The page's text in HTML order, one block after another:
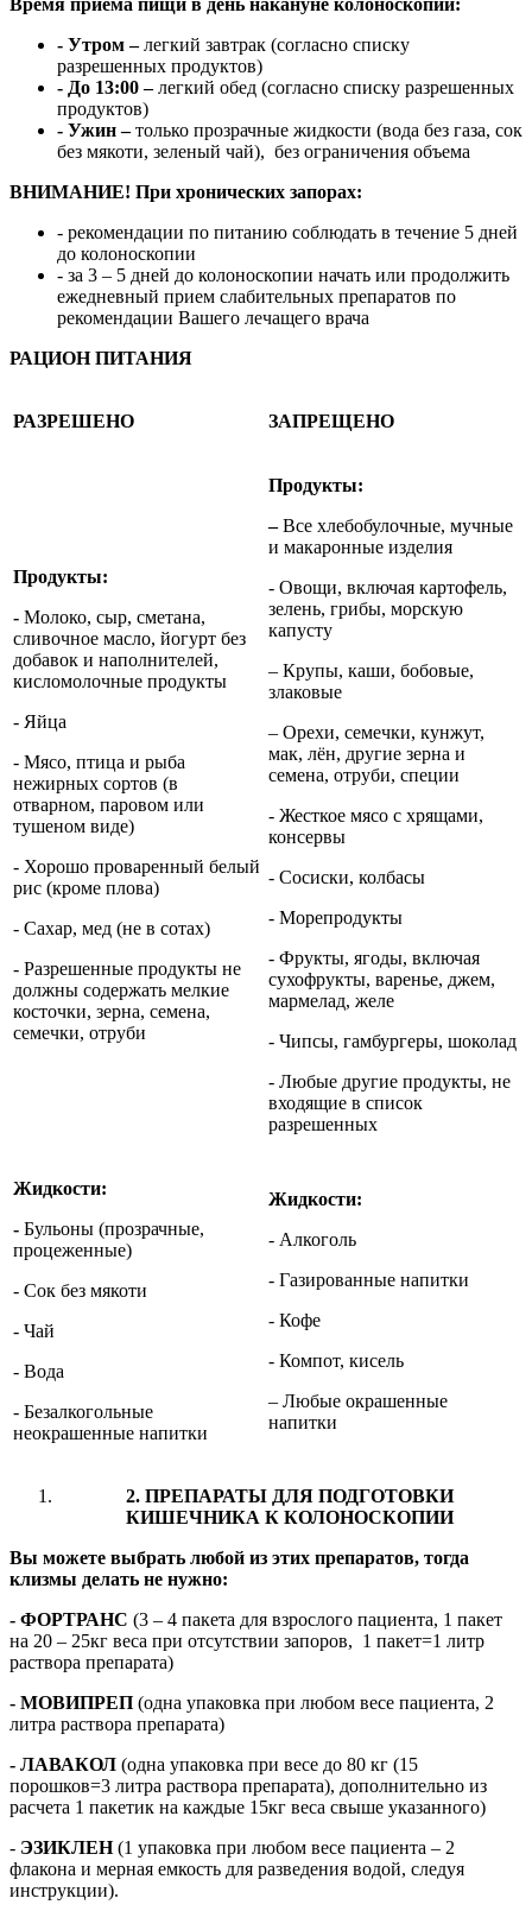
- Утром –легкий завтрак (согласно списку
разрешенных продуктов)
- До 13:00 –легкий обед (согласно списку разрешенных
продуктов)
- Ужин –только прозрачные жидкости (вода без газа, сок
без мякоти, зеленый чай), без ограничения объема
ВНИМАНИЕ! При хронических запорах:
- рекомендации по питанию соблюдать в течение 5 дней
до колоноскопии
- за 3 – 5 дней до колоноскопии начать или продолжить
ежедневный прием слабительных препаратов по
рекомендации Вашего лечащего врача
РАЦИОН ПИТАНИЯ
РАЗРЕШЕНО ЗАПРЕЩЕНО
Продукты:
- Молоко, сыр, сметана,
сливочное масло, йогурт без
добавок и наполнителей,
кисломолочные продукты
- Яйца
- Мясо, птица и рыба
нежирных сортов (в
отварном, паровом или
тушеном виде)
- Хорошо проваренный белый
рис (кроме плова)
- Сахар, мед (не в сотах)
- Разрешенные продукты не
должны содержать мелкие
косточки, зерна, семена,
семечки, отруби
Продукты:
–Все хлебобулочные, мучные
и макаронные изделия
- Овощи, включая картофель,
зелень, грибы, морскую
капусту
– Крупы, каши, бобовые,
злаковые
– Орехи, семечки, кунжут,
мак, лён, другие зерна и
семена, отруби, специи
- Жесткое мясо с хрящами,
консервы
- Сосиски, колбасы
- Морепродукты
- Фрукты, ягоды, включая
сухофрукты, варенье, джем,
мармелад, желе
- Чипсы, гамбургеры, шоколад
- Любые другие продукты, не
входящие в список
разрешенных
Жидкости:
- Бульоны (прозрачные,
процеженные)
- Сок без мякоти
- Чай
- Вода
- Безалкогольные
неокрашенные напитки
Жидкости:
- Алкоголь
- Газированные напитки
- Кофе
- Компот, кисель
– Любые окрашенные
напитки
2. ПРЕПАРАТЫ ДЛЯ ПОДГОТОВКИ
КИШЕЧНИКА К КОЛОНОСКОПИИ
Вы можете выбрать любой из этих препаратов, тогда
клизмы делать не нужно:
- ФОРТРАНС (3 – 4 пакета для взрослого пациента, 1 пакет
на 20 – 25кг веса при отсутствии запоров, 1 пакет=1 литр
раствора препарата)
- МОВИПРЕП (одна упаковка при любом весе пациента, 2
литра раствора препарата)
- ЛАВАКОЛ (одна упаковка при весе до 80 кг (15
порошков=3 литра раствора препарата), дополнительно из
расчета 1 пакетик на каждые 15кг веса свыше указанного)
- ЭЗИКЛЕН(1 упаковка при любом весе пациента – 2
флакона и мерная емкость для разведения водой, следуя
инструкции).